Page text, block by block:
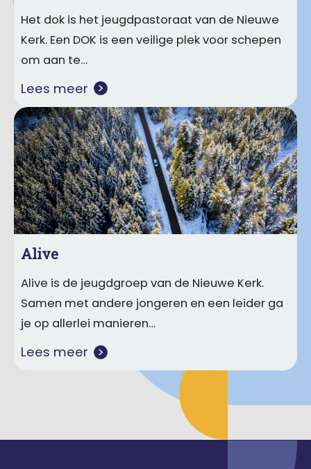
Het dok is het jeugdpastoraat van de Nieuwe
Kerk. Een DOK is een veilige plek voor schepen
om aan te…
Lees meer
Alive
Alive is de jeugdgroep van de Nieuwe Kerk.
Samen met andere jongeren en een leider ga
je op allerlei manieren…
Lees meer